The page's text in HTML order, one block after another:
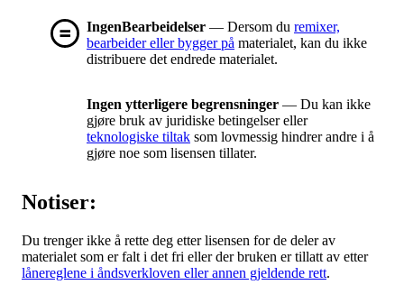
IngenBearbeidelser — Dersom du remixer,
bearbeider eller bygger på materialet, kan du ikke
distribuere det endrede materialet.
Ingen ytterligere begrensninger — Du kan ikke
gjøre bruk av juridiske betingelser eller
teknologiske tiltak som lovmessig hindrer andre i å
gjøre noe som lisensen tillater.
Notiser:
Du trenger ikke å rette deg etter lisensen for de deler av
materialet som er falt i det fri eller der bruken er tillatt av etter
lånereglene i åndsverkloven eller annen gjeldende rett.